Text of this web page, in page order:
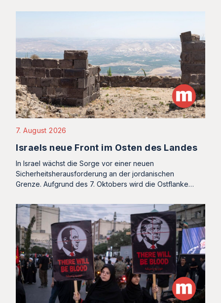
7. August 2026
Israels neue Front im Osten des Landes
In Israel wächst die Sorge vor einer neuen
Sicherheitsherausforderung an der jordanischen
Grenze. Aufgrund des 7. Oktobers wird die Ostflanke…